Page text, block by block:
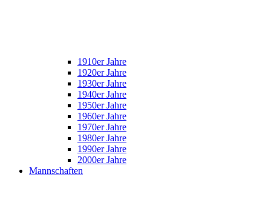
1910er Jahre
1920er Jahre
1930er Jahre
1940er Jahre
1950er Jahre
1960er Jahre
1970er Jahre
1980er Jahre
1990er Jahre
2000er Jahre
Mannschaften